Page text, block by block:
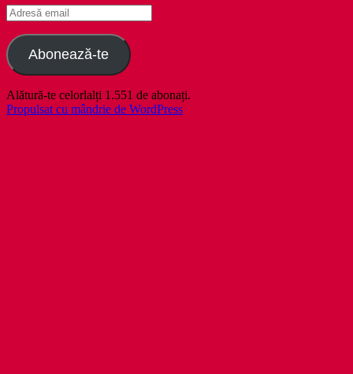
Adresă
email
Abonează-te
Alătură-te celorlalți 1.551 de abonați.
Propulsat cu mândrie de WordPress